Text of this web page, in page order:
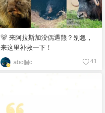
🐻 来阿拉斯加没偶遇熊？别急，
来这里补救一下！
abc個c 41